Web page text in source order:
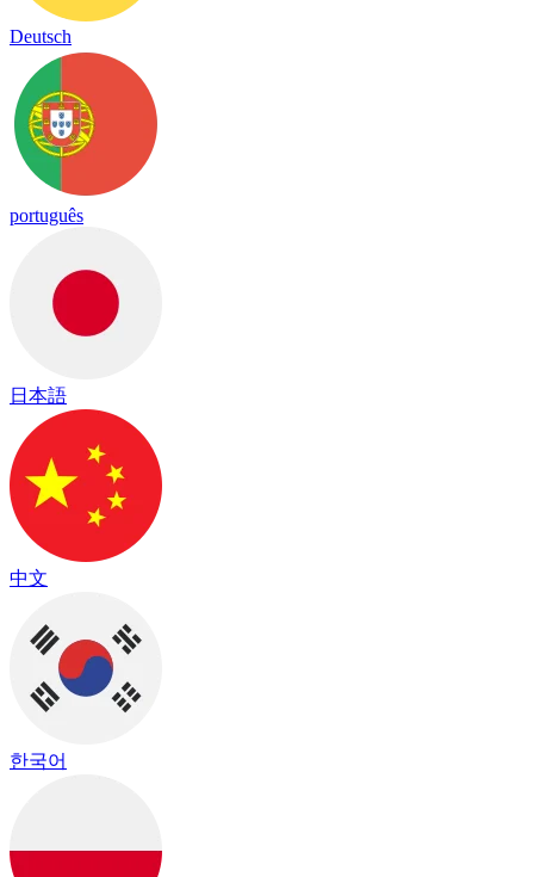
Deutsch
português
日本語
中文
한국어